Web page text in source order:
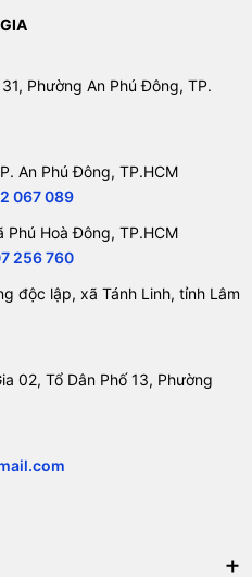
Phường An Phú Đông, TP.
An Phú Đông, TP.HCM
067 089
Phú Hoà Đông, TP.HCM
256 760
độc lập, xã Tánh Linh, tỉnh Lâm
02, Tổ Dân Phố 13, Phường